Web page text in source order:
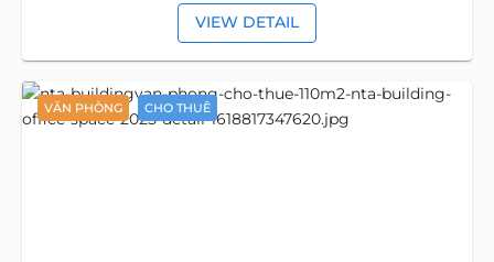
VIEW DETAIL
VĂN PHÒNG CHO THUÊ